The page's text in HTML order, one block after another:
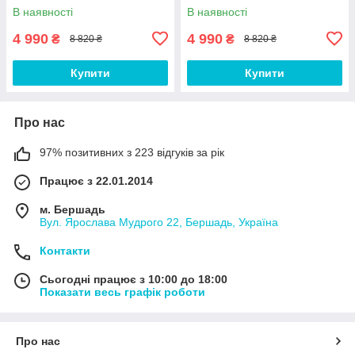
В наявності
4 990 ₴ 8 820 ₴
Купити
В наявності
4 990 ₴ 8 820 ₴
Купити
Про нас
97% позитивних з 223 відгуків за рік
Працює з 22.01.2014
м. Бершадь
Вул. Ярослава Мудрого 22, Бершадь, Україна
Контакти
Сьогодні працює з 10:00 до 18:00
Показати весь графік роботи
Про нас